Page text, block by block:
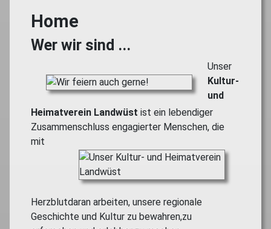
Home
Wer wir sind ...
Unser
Kultur-
und
Heimatverein Landwüst ist ein lebendiger
Zusammenschluss engagierter Menschen, die
mit
Herzblutdaran arbeiten, unsere regionale
Geschichte und Kultur zu bewahren,zu